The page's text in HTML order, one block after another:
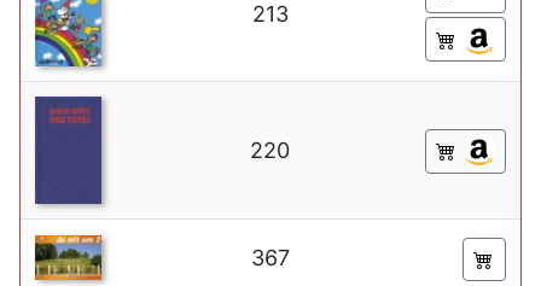
213
220
367